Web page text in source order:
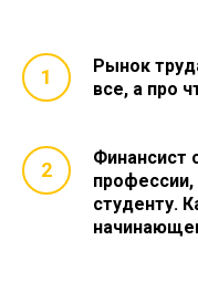
Рынок
все, а про
Финансист
студенту.